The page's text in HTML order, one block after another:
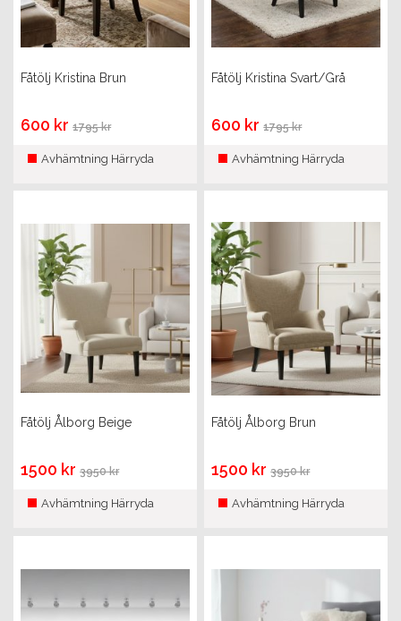
Fåtölj Kristina Brun
600 kr1795 kr
Avhämtning Härryda
Fåtölj Kristina Svart/Grå
600 kr1795 kr
Avhämtning Härryda
Fåtölj Ålborg Beige
1500 kr3950 kr
Avhämtning Härryda
Fåtölj Ålborg Brun
1500 kr3950 kr
Avhämtning Härryda